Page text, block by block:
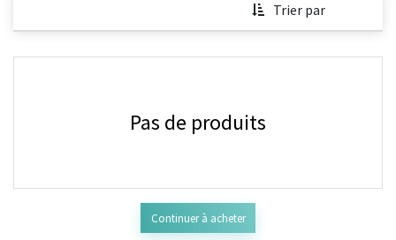
Trier par
Pas de produits
Continuer à acheter